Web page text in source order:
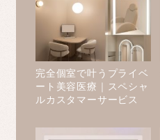
完全個室で叶うプライベ
ート美容医療｜スペシャ
ルカスタマーサービス